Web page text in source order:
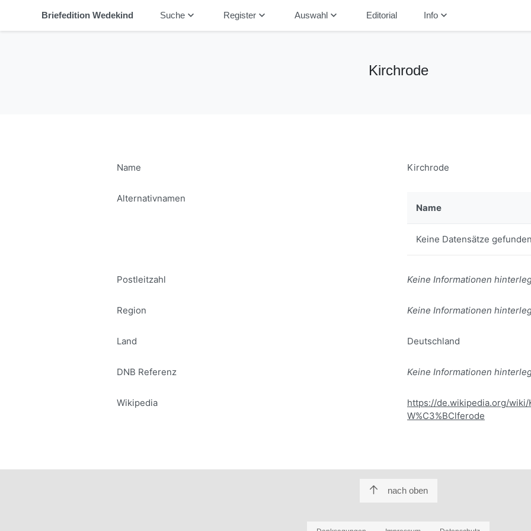
Briefedition Wedekind Suchekeyboard_arrow_down Registerkeyboard_arrow_down Auswahlkeyboard_arrow_down Editorial Infokeyboard_arrow_down
Kirchrode
Name Kirchrode
Alternativnamen
Name
Keine Datensätze
Postleitzahl Keine Informationen
Region Keine Informationen
Land Deutschland
DNB Referenz Keine Informationen
Wikipedia
https://de.wikipedia.org/
W%C3%BClferode
nach oben